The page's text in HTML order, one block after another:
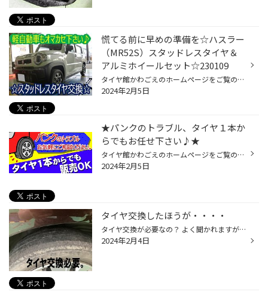
慌てる前に早めの準備を☆ハスラー
（MR52S）スタッドレスタイヤ＆
アルミホイールセット☆230109
タイヤ館かわごえのホームページをご覧の皆様 こんにちは・こんばんは！ いつもご覧いただきありがとうございます！！ 本日はスズキ・ハスラーのスタッドレスタイヤ＆アルミホイールセット取付の紹介です。 純正は15インチスチールホイールでした。スタッドレスは1インチダウンの14インチでお取り付...
2024年2月5日
★パンクのトラブル、タイヤ１本か
らでもお任せ下さい♪★
タイヤ館かわごえのホームページをご覧の皆様 こんにちは・こんばんは！ いつもご覧いただきありがとうございます！！ なんか空気があまい気がする・・・ ひょっとして【パンク】かも！？ 気になる事があればお気軽に点検にお越しください♪ 点検料は『無料』になります！！ タイヤ館では可能な限り...
2024年2月5日
タイヤ交換したほうが・・・・
タイヤ交換が必要なの？ よく聞かれますが・・・見た目でしか判断できません。 使用年数？よく聞かれますが やっぱり見た目（残り溝）が一番わかりやすいです。 写真の様な状態は使用不可ですが、 微妙な・・・・ところもあります。 どこかでタイヤ交換したほうがいいと 言われて、そう？と思う方・...
2024年2月4日